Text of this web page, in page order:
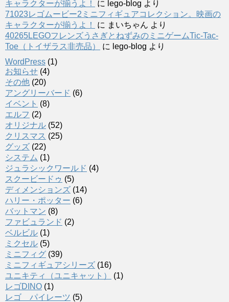
キャラクターが揃うよ！
に lego-blog より
71023レゴムービー2ミニフィギュアコレクション。映画の
キャラクターが揃うよ！
に まいちゃん より
40265LEGOフレンズうさぎとねずみのミニゲームTic-Tac-
Toe（トイザラス非売品）
に lego-blog より
WordPress (1)
お知らせ (4)
その他 (20)
アングリーバード (6)
イベント (8)
エルフ (2)
オリジナル (52)
クリスマス (25)
グッズ (22)
システム (1)
ジュラシックワールド (4)
スクービードゥ (5)
ディメンションズ (14)
ハリー・ポッター (6)
バットマン (8)
ファビュランド (2)
ベルビル (1)
ミクセル (5)
ミニフィグ (39)
ミニフィギュアシリーズ (16)
ユニキティ（ユニキャット）
(1)
レゴDINO (1)
レゴ パイレーツ (5)